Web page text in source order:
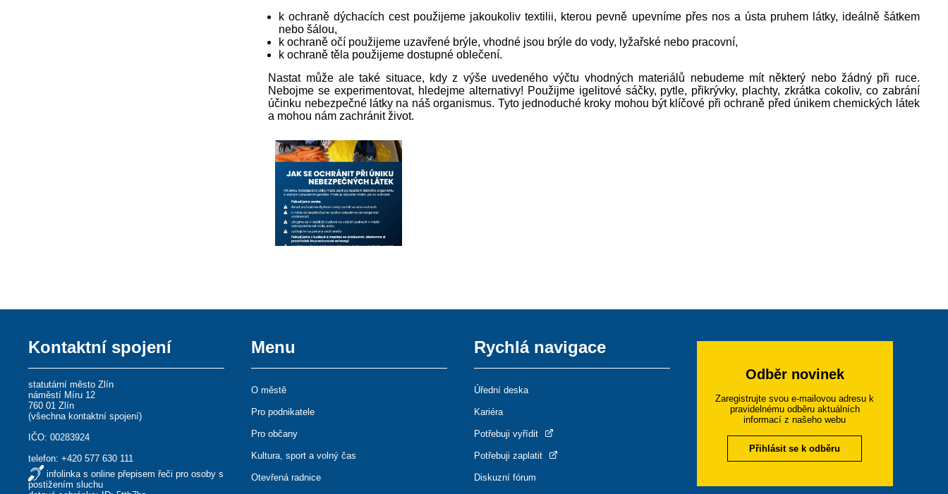
k ochraně dýchacích cest použijeme jakoukoliv textilii, kterou pevně upevníme přes nos a ústa pruhem látky, ideálně šátkem
nebo šálou,
k ochraně očí použijeme uzavřené brýle, vhodné jsou brýle do vody, lyžařské nebo pracovní,
k ochraně těla použijeme dostupné oblečení.
Nastat může ale také situace, kdy z výše uvedeného výčtu vhodných materiálů nebudeme mít některý nebo žádný při ruce.
Nebojme se experimentovat, hledejme alternativy! Použijme igelitové sáčky, pytle, přikrývky, plachty, zkrátka cokoliv, co zabrání
účinku nebezpečné látky na náš organismus. Tyto jednoduché kroky mohou být klíčové při ochraně před únikem chemických látek
a mohou nám zachránit život.
Kontaktní spojení
statutární město Zlín
náměstí Míru 12
760 01 Zlín
(všechna kontaktní spojení)
IČO: 00283924
telefon:+420 577 630 111
infolinka s online přepisem řeči pro osoby s
postižením sluchu
Menu
O městě
Pro podnikatele
Pro občany
Kultura, sport a volný čas
Otevřená radnice
Rychlá navigace
Úřední deska
Kariéra
Potřebuji vyřídit
Potřebuji zaplatit
Diskuzní fórum
Odběr novinek
Zaregistrujte svou e-mailovou adresu k
pravidelnému odběru aktuálních
informací z našeho webu
Přihlásit se k odběru